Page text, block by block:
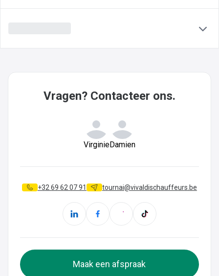
Vragen? Contacteer ons.
VirginieDamien
+32 69 62 07 91 tournai@vivaldischauffeurs.be
Maak een afspraak